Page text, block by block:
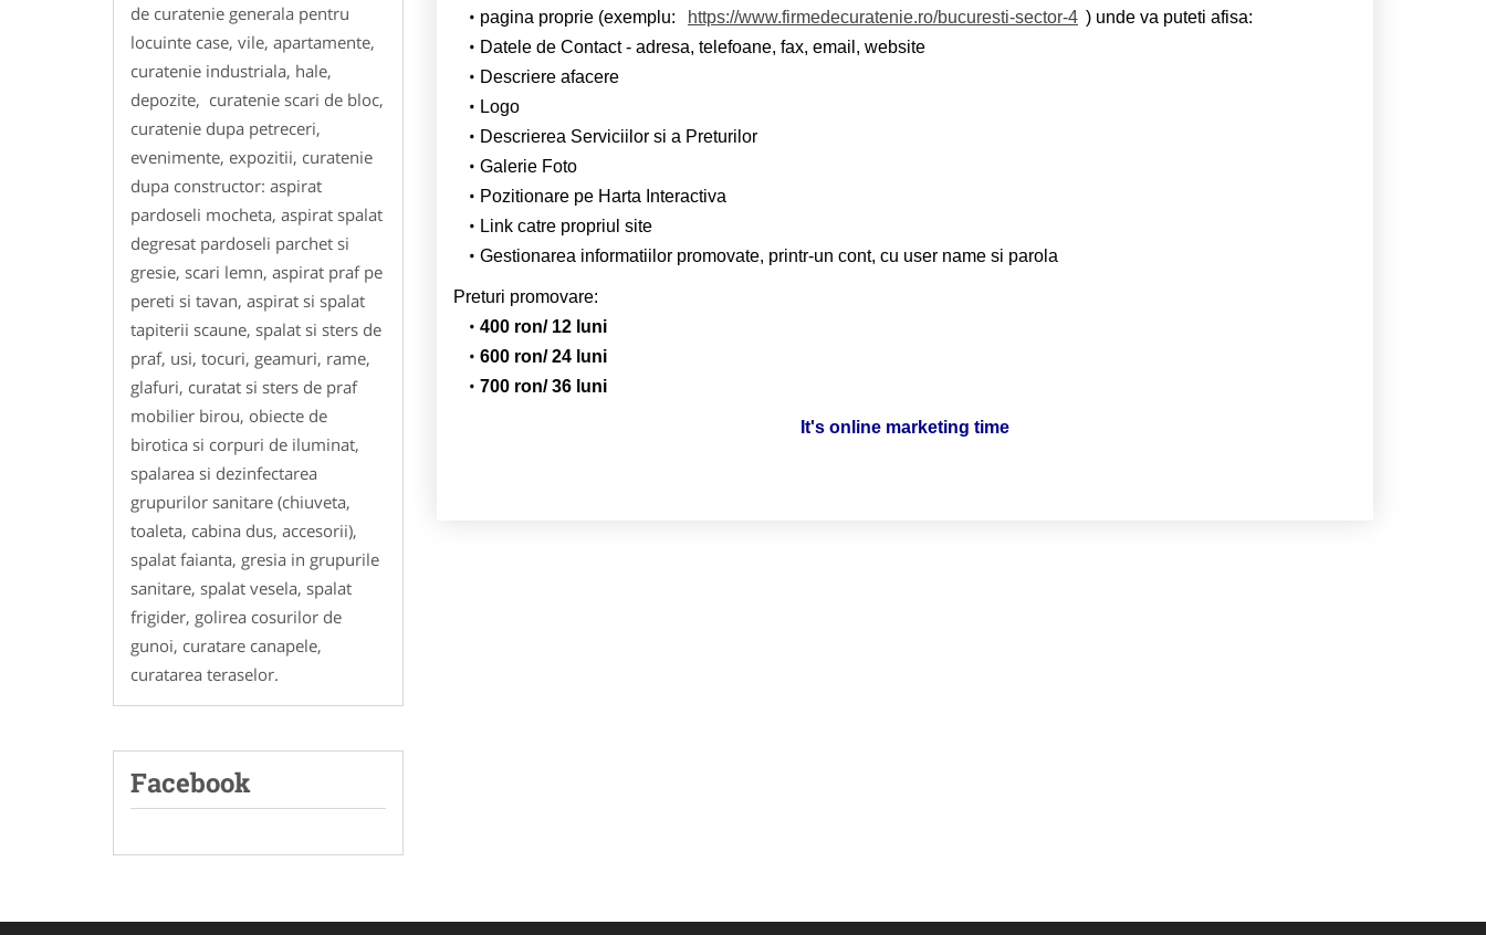
de curatenie generala pentru
locuinte case, vile, apartamente,
curatenie industriala, hale,
depozite, curatenie scari de bloc,
curatenie dupa petreceri,
evenimente, expozitii, curatenie
dupa constructor: aspirat
pardoseli mocheta, aspirat spalat
degresat pardoseli parchet si
gresie, scari lemn, aspirat praf pe
pereti si tavan, aspirat si spalat
tapiterii scaune, spalat si sters de
praf, usi, tocuri, geamuri, rame,
glafuri, curatat si sters de praf
mobilier birou, obiecte de
birotica si corpuri de iluminat,
spalarea si dezinfectarea
grupurilor sanitare (chiuveta,
toaleta, cabina dus, accesorii),
spalat faianta, gresia in grupurile
sanitare, spalat vesela, spalat
frigider, golirea cosurilor de
gunoi, curatare canapele,
curatarea teraselor.
Facebook
pagina proprie (exemplu:
https://www.firmedecuratenie.ro/bucuresti-sector-4 ) unde va puteti afisa:
Datele de Contact - adresa, telefoane, fax, email, website
Descriere afacere
Logo
Descrierea Serviciilor si a Preturilor
Galerie Foto
Pozitionare pe Harta Interactiva
Link catre propriul site
Gestionarea informatiilor promovate, printr-un cont, cu user name si parola
Preturi promovare:
400 ron/ 12 luni
600 ron/ 24 luni
700 ron/ 36 luni
It's online marketing time